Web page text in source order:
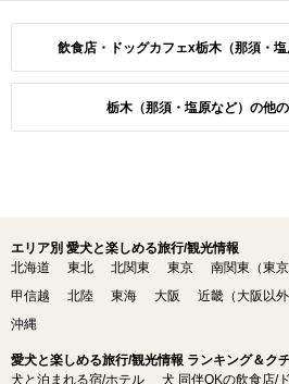
飲食店・ドッグカフェx栃木（那須・
栃木（那須・塩原など）の他
エリア別 愛犬と楽しめる旅行/観光情報
北海道
東北 北関東 東京 南関東（東京
甲信越
北陸 東海 大阪 近畿（大阪以外
沖縄
愛犬と楽しめる旅行/観光情報 ランキング＆ク
犬と泊まれる宿/ホテル
犬 同伴OKの飲食店/